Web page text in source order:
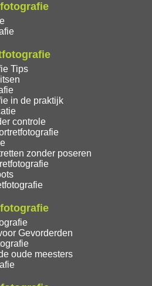
Tips
in de praktijk
controle
zonder poseren
Gevorderden
oude meesters